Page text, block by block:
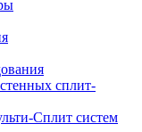
сплит-
Сплит систем